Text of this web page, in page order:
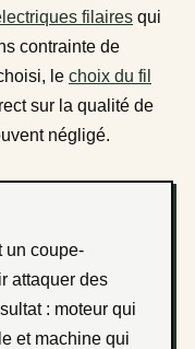
filaires qui
contrainte de
le choix du fil
sur la qualité de
négligé.
attaquer des
: moteur qui
et machine qui